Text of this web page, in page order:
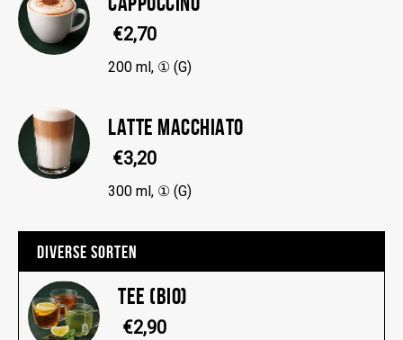
€2,70
200 ml, ① (G)
LATTE MACCHIATO
€3,20
300 ml, ① (G)
DIVERSE SORTEN
TEE (BIO)
€2,90